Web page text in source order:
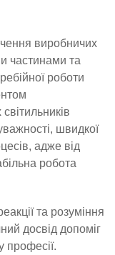
виробничих
частинами та
роботи
швидкої
адже від
робота
та розуміння
досвід допоміг
професії.